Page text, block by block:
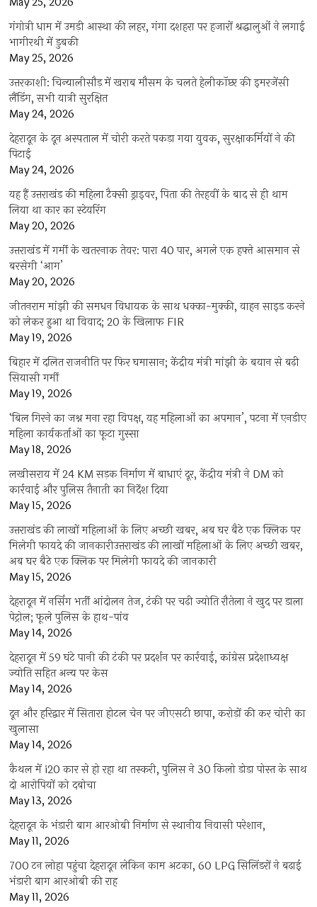
गंगोत्री धाम में उमड़ी आस्था की लहर, गंगा दशहरा पर हजारों श्रद्धालुओं ने लगाई
भागीरथी में डुबकी
May 25, 2026
उत्तरकाशी: चिन्यालीसौड़ में खराब मौसम के चलते हेलीकॉप्टर की इमरजेंसी
लैंडिंग, सभी यात्री सुरक्षित
May 24, 2026
देहरादून के दून अस्पताल में चोरी करते पकड़ा गया युवक, सुरक्षाकर्मियों ने की
पिटाई
May 24, 2026
यह हैं उत्तराखंड की महिला टैक्सी ड्राइवर, पिता की तेरहवीं के बाद से ही थाम
लिया था कार का स्टेयरिंग
May 20, 2026
उत्तराखंड में गर्मी के खतरनाक तेवर: पारा 40 पार, अगले एक हफ्ते आसमान से
बरसेगी ‘आग’
May 20, 2026
जीतनराम मांझी की समधन विधायक के साथ धक्का-मुक्की, वाहन साइड करने
को लेकर हुआ था विवाद; 20 के खिलाफ FIR
May 19, 2026
बिहार में दलित राजनीति पर फिर घमासान; केंद्रीय मंत्री मांझी के बयान से बढ़ी
सियासी गर्मी
May 19, 2026
‘बिल गिरने का जश्न मना रहा विपक्ष, यह महिलाओं का अपमान’, पटना में एनडीए
महिला कार्यकर्ताओं का फूटा गुस्सा
May 18, 2026
लखीसराय में 24 KM सड़क निर्माण में बाधाएं दूर, केंद्रीय मंत्री ने DM को
कार्रवाई और पुलिस तैनाती का निर्देश दिया
May 15, 2026
उत्तराखंड की लाखों महिलाओं के लिए अच्छी खबर, अब घर बैठे एक क्लिक पर
मिलेगी फायदे की जानकारीउत्तराखंड की लाखों महिलाओं के लिए अच्छी खबर,
अब घर बैठे एक क्लिक पर मिलेगी फायदे की जानकारी
May 15, 2026
देहरादून में नर्सिंग भर्ती आंदोलन तेज, टंकी पर चढ़ी ज्योति रौतेला ने खुद पर डाला
पेट्रोल; फूले पुलिस के हाथ-पांव
May 14, 2026
देहरादून में 59 घंटे पानी की टंकी पर प्रदर्शन पर कार्रवाई, कांग्रेस प्रदेशाध्यक्ष
ज्योति सहित अन्य पर केस
May 14, 2026
दून और हरिद्वार में सितारा होटल चेन पर जीएसटी छापा, करोड़ों की कर चोरी का
खुलासा
May 14, 2026
कैथल में i20 कार से हो रहा था तस्करी, पुलिस ने 30 किलो डोडा पोस्त के साथ
दो आरोपियों को दबोचा
May 13, 2026
देहरादून के भंडारी बाग आरओबी निर्माण से स्थानीय निवासी परेशान,
May 11, 2026
700 टन लोहा पहुंचा देहरादून लेकिन काम अटका, 60 LPG सिलिंडरों ने बढ़ाई
भंडारी बाग आरओबी की राह
May 11, 2026